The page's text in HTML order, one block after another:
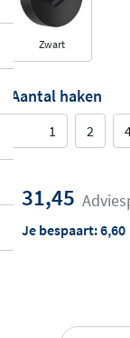
Zwart
Aantal haken
1 2
31,45
Je bespaart:6,60